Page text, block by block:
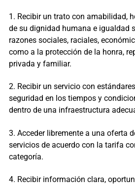
1. Recibir un trato con amabilidad,
de su dignidad humana e igualdad
razones sociales, raciales,
como a la protección de la honra,
privada y familiar.
2. Recibir un servicio con
seguridad en los tiempos y
dentro de una infraestructura
3. Acceder libremente a una oferta
servicios de acuerdo con la tarifa
categoría.
4. Recibir información clara,